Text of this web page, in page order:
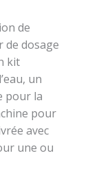
de
de dosage
kit
un
pour la
pour
avec
une ou